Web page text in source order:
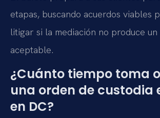
etapas, buscando acuerdos viables
litigar si la mediación no produce
aceptable.
¿Cuánto tiempo toma
una orden de custodia
en DC?